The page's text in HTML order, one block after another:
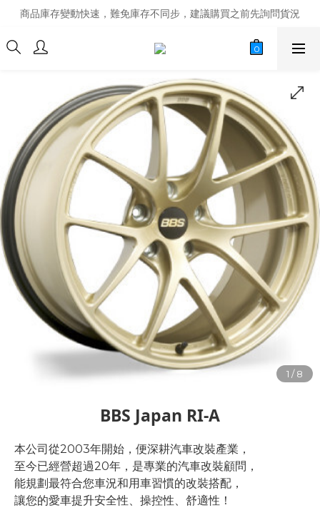
商品庫存變動快速，難免庫存不同步，建議購買之前先詢問貨況
商品庫存變動快速，難免庫存不同步，建議購買之前先詢問貨況
經營超過20年的改裝老字號，安全有保障
BBS Japan RI-A
本公司從2003年開始，便深耕汽車改裝產業，
至今已經營超過20年，是專業的汽車改裝顧問，
能規劃最符合您車況和用車習慣的改裝搭配，
讓您的愛車提升安全性、操控性、舒適性！